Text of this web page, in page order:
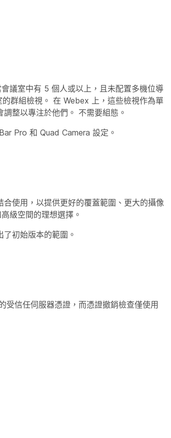
議室中有 5 個人或以上，且未配置多機位導
群組檢視。 在 Webex 上，這些檢視作為單
整以專注於他們。 不需要組態。
Pro 和 Quad Camera 設定。
使用，以提供更好的覆蓋範圍、更大的攝像
級空間的理想選擇。
初始版本的範圍。
信任伺服器憑證，而憑證撤銷檢查僅使用